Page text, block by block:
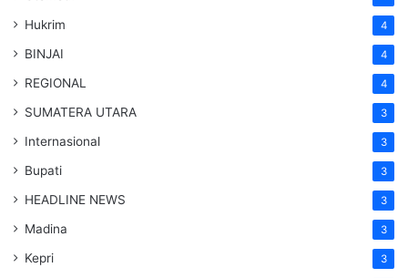
Hukrim 4
BINJAI 4
REGIONAL 4
SUMATERA UTARA 3
Internasional 3
Bupati 3
HEADLINE NEWS 3
Madina 3
Kepri 3